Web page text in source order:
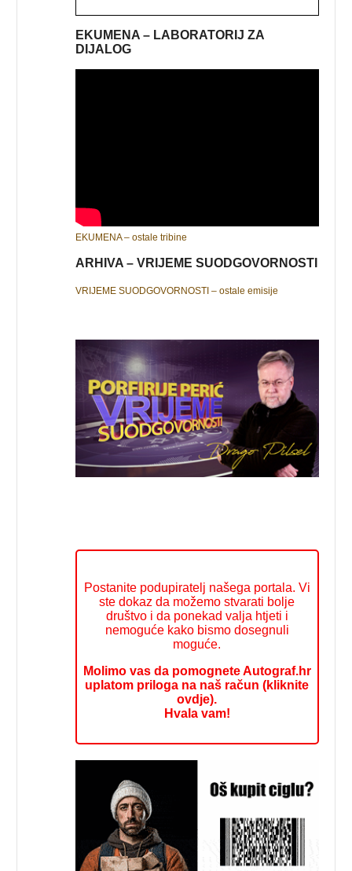
EKUMENA – LABORATORIJ ZA
DIJALOG
EKUMENA – ostale tribine
ARHIVA – VRIJEME SUODGOVORNOSTI
VRIJEME SUODGOVORNOSTI – ostale emisije
Postanite podupiratelj našega portala. Vi
ste dokaz da možemo stvarati bolje
društvo i da ponekad valja htjeti i
nemoguće kako bismo dosegnuli
moguće.
Molimo vas da pomognete Autograf.hr
uplatom priloga na naš račun (kliknite
ovdje).
Hvala vam!